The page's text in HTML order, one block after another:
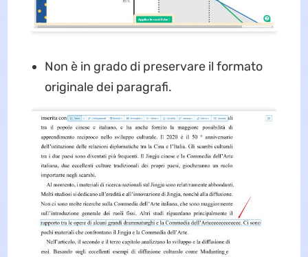
Non è in grado di preservare il formato
originale dei paragrafi.